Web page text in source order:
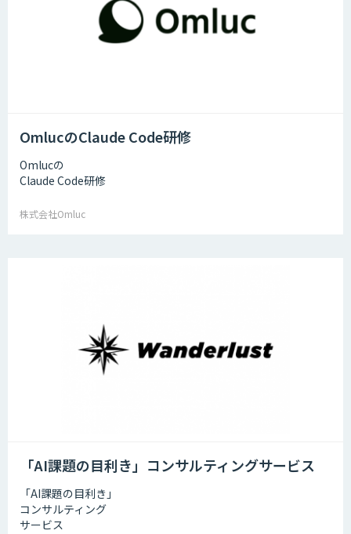
OmlucのClaude Code研修
Omlucの
Claude Code研修
株式会社Omluc
「AI課題の⽬利き」コンサルティングサービス
「AI課題の⽬利き」
コンサルティング
サービス